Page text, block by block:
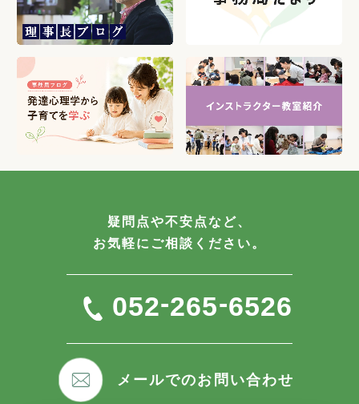
疑問点や不安点など、
お気軽にご相談ください。
052-265-6526
メールでのお問い合わせ